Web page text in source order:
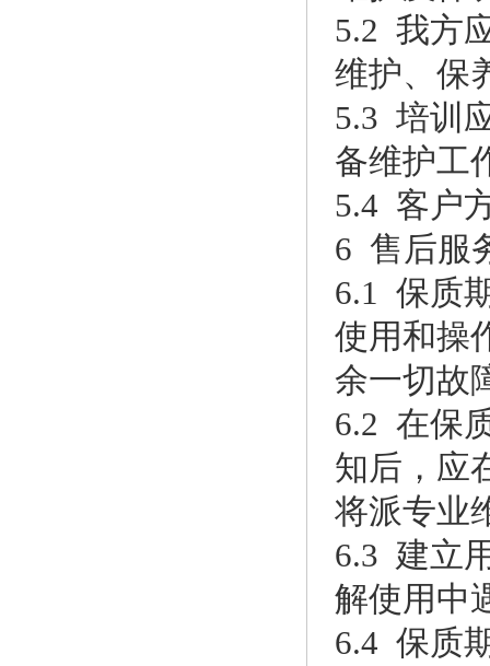
5.2 我方
维护、保
5.3 培训
备维护工
5.4 客户
6 售后服
6.1 保质
使用和操
余一切故
6.2 在保
知后，应
将派专业
6.3 建立
解使用中
6.4 保质